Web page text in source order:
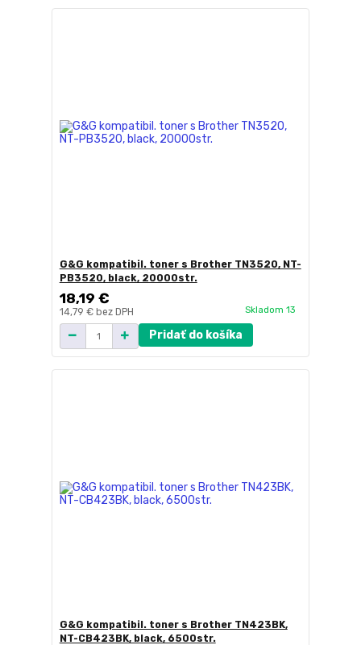
G&G kompatibil. toner s Brother TN3520, NT-
PB3520, black, 20000str.
18,19 €
14,79 € bez DPH Skladom 13
Pridať do košíka
G&G kompatibil. toner s Brother TN423BK,
NT-CB423BK, black, 6500str.